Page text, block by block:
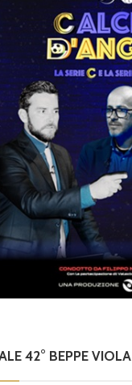
42° BEPPE VIOLA